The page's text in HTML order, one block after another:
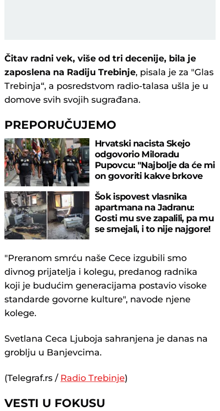
Čitav radni vek, više od tri decenije, bila je
zaposlena na Radiju Trebinje, pisala je za "Glas
Trebinja“, a posredstvom radio-talasa ušla je u
domove svih svojih sugrađana.
PREPORUČUJEMO
Hrvatski nacista Skejo
odgovorio Miloradu
Pupovcu: "Najbolje da će mi
on govoriti kakve brkove
Šok ispovest vlasnika
apartmana na Jadranu:
Gosti mu sve zapalili, pa mu
se smejali, i to nije najgore!
"Preranom smrću naše Cece izgubili smo
divnog prijatelja i kolegu, predanog radnika
koji je budućim generacijama postavio visoke
standarde govorne kulture", navode njene
kolege.
Svetlana Ceca Ljuboja sahranjena je danas na
groblju u Banjevcima.
(Telegraf.rs / Radio Trebinje)
VESTI U FOKUSU